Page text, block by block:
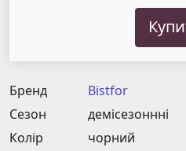
Бренд
Bistfor
Сезон
демісезоннні
Колір
чорний